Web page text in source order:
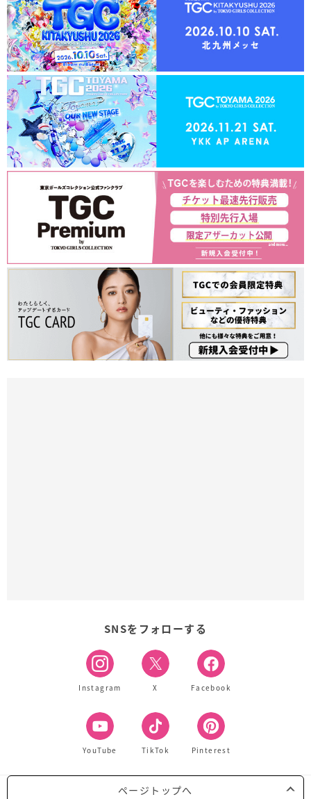
SNSをフォローする
Instagram X Facebook
YouTube TikTok Pinterest
ページトップへ